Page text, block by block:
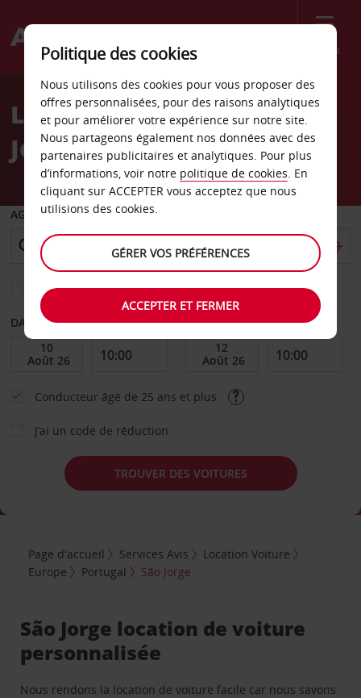
Menu
Welcome
AvisLocation de voiture São
Jorge
AGENCE DE DÉPART
Sélectionnez une autre agence de retour
DATE DE DÉBUT DATE DE FIN
Conducteur âgé de 25 ans et plus
J’ai un code de réduction
TROUVER DES VOITURES
Page d'accueil Services Avis
Location Voiture
Europe
Portugal São Jorge
São Jorge location de voiture
personnalisée
Nous rendons la location de voiture facile car nous savons
Politique des cookies
Nous utilisons des cookies pour vous proposer des
offres personnalisées, pour des raisons analytiques
et pour améliorer votre expérience sur notre site.
Nous partageons également nos données avec des
partenaires publicitaires et analytiques. Pour plus
d’informations, voir notre politique de cookies. En
cliquant sur ACCEPTER vous acceptez que nous
utilisions des cookies.
GÉRER VOS PRÉFÉRENCES
ACCEPTER ET FERMER